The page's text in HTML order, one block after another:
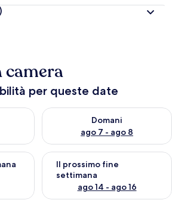
camera
per queste date
questa sera, ago 6 - ago 7
Domani
ago 7 - ago 8
Verifica la disponibilità per
questo fine settimana, ago 7 - ago
Il prossimo fine
settimana
ago 14 - ago 16
Verifica la disponibilità per il